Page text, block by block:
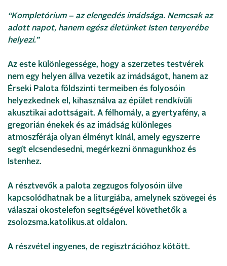
“Kompletórium – az elengedés imádsága. Nemcsak az
adott napot, hanem egész életünket Isten tenyerébe
helyezi.”
Az este különlegessége, hogy a szerzetes testvérek
nem egy helyen állva vezetik az imádságot, hanem az
Érseki Palota földszinti termeiben és folyosóin
helyezkednek el, kihasználva az épület rendkívüli
akusztikai adottságait. A félhomály, a gyertyafény, a
gregorián énekek és az imádság különleges
atmoszférája olyan élményt kínál, amely egyszerre
segít elcsendesedni, megérkezni önmagunkhoz és
Istenhez.
A résztvevők a palota zegzugos folyosóin ülve
kapcsolódhatnak be a liturgiába, amelynek szövegei és
válaszai okostelefon segítségével követhetők a
zsolozsma.katolikus.at oldalon.
A részvétel ingyenes, de regisztrációhoz kötött.